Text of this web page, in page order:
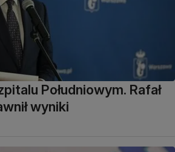
Południowym. Rafał
wyniki